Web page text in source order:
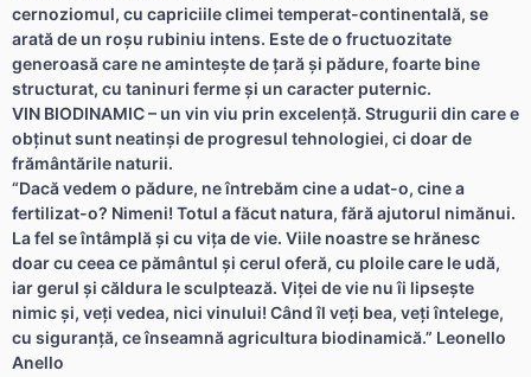
cernoziomul, cu capriciile climei temperat-continentală, se
arată de un roșu rubiniu intens. Este de o fructuozitate
generoasă care ne amintește de țară și pădure, foarte bine
structurat, cu taninuri ferme și un caracter puternic.
VIN BIODINAMIC – un vin viu prin excelență. Strugurii din care e
obținut sunt neatinși de progresul tehnologiei, ci doar de
frământările naturii.
“Dacă vedem o pădure, ne întrebăm cine a udat-o, cine a
fertilizat-o? Nimeni! Totul a făcut natura, fără ajutorul nimănui.
La fel se întâmplă și cu vița de vie. Viile noastre se hrănesc
doar cu ceea ce pământul și cerul oferă, cu ploile care le udă,
iar gerul și căldura le sculptează. Viței de vie nu îi lipsește
nimic și, veți vedea, nici vinului! Când îl veți bea, veți întelege,
cu siguranță, ce înseamnă agricultura biodinamică.” Leonello
Anello